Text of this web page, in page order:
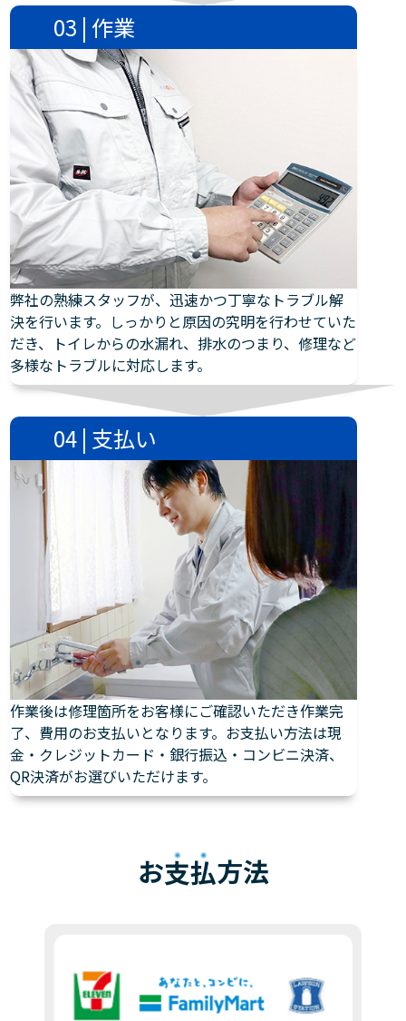
03 | 作業
弊社の熟練スタッフが、迅速かつ丁寧なトラブル解
決を行います。しっかりと原因の究明を行わせていた
だき、トイレからの水漏れ、排水のつまり、修理など
多様なトラブルに対応します。
04 | 支払い
作業後は修理箇所をお客様にご確認いただき作業完
了、費用のお支払いとなります。お支払い方法は現
金・クレジットカード・銀行振込・コンビニ決済、
QR決済がお選びいただけます。
お支払方法